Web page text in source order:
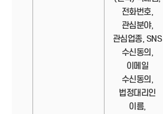
전화번호,
관심분야,
관심업종, SNS
수신동의,
이메일
수신동의,
법정대리인
이름,